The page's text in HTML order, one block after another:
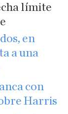
límite
en
a una
con
Harris